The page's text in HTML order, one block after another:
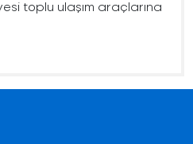
toplu ulaşım araçlarına